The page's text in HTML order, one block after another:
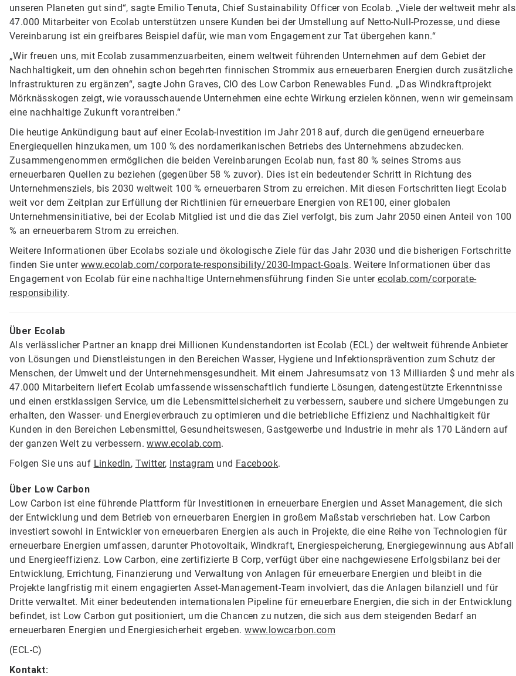
unseren Planeten gut sind“, sagte Emilio Tenuta, Chief Sustainability Officer von Ecolab. „Viele der weltweit mehr als
47.000 Mitarbeiter von Ecolab unterstützen unsere Kunden bei der Umstellung auf Netto-Null-Prozesse, und diese
Vereinbarung ist ein greifbares Beispiel dafür, wie man vom Engagement zur Tat übergehen kann.“
„Wir freuen uns, mit Ecolab zusammenzuarbeiten, einem weltweit führenden Unternehmen auf dem Gebiet der
Nachhaltigkeit, um den ohnehin schon begehrten finnischen Strommix aus erneuerbaren Energien durch zusätzliche
Infrastrukturen zu ergänzen“, sagte John Graves, CIO des Low Carbon Renewables Fund. „Das Windkraftprojekt
Mörknässkogen zeigt, wie vorausschauende Unternehmen eine echte Wirkung erzielen können, wenn wir gemeinsam
eine nachhaltige Zukunft vorantreiben.“
Die heutige Ankündigung baut auf einer Ecolab-Investition im Jahr 2018 auf, durch die genügend erneuerbare
Energiequellen hinzukamen, um 100 % des nordamerikanischen Betriebs des Unternehmens abzudecken.
Zusammengenommen ermöglichen die beiden Vereinbarungen Ecolab nun, fast 80 % seines Stroms aus
erneuerbaren Quellen zu beziehen (gegenüber 58 % zuvor). Dies ist ein bedeutender Schritt in Richtung des
Unternehmensziels, bis 2030 weltweit 100 % erneuerbaren Strom zu erreichen. Mit diesen Fortschritten liegt Ecolab
weit vor dem Zeitplan zur Erfüllung der Richtlinien für erneuerbare Energien von RE100, einer globalen
Unternehmensinitiative, bei der Ecolab Mitglied ist und die das Ziel verfolgt, bis zum Jahr 2050 einen Anteil von 100
% an erneuerbarem Strom zu erreichen.
Weitere Informationen über Ecolabs soziale und ökologische Ziele für das Jahr 2030 und die bisherigen Fortschritte
finden Sie unter www.ecolab.com/corporate-responsibility/2030-Impact-Goals. Weitere Informationen über das
Engagement von Ecolab für eine nachhaltige Unternehmensführung finden Sie unterecolab.com/corporate-
responsibility.
Über Ecolab
Als verlässlicher Partner an knapp drei Millionen Kundenstandorten ist Ecolab (ECL) der weltweit führende Anbieter
von Lösungen und Dienstleistungen in den Bereichen Wasser, Hygiene und Infektionsprävention zum Schutz der
Menschen, der Umwelt und der Unternehmensgesundheit. Mit einem Jahresumsatz von 13 Milliarden $ und mehr als
47.000 Mitarbeitern liefert Ecolab umfassende wissenschaftlich fundierte Lösungen, datengestützte Erkenntnisse
und einen erstklassigen Service, um die Lebensmittelsicherheit zu verbessern, saubere und sichere Umgebungen zu
erhalten, den Wasser- und Energieverbrauch zu optimieren und die betriebliche Effizienz und Nachhaltigkeit für
Kunden in den Bereichen Lebensmittel, Gesundheitswesen, Gastgewerbe und Industrie in mehr als 170 Ländern auf
der ganzen Welt zu verbessern.www.ecolab.com.
Folgen Sie uns auf LinkedIn, Twitter, Instagram und Facebook.
Über Low Carbon
Low Carbon ist eine führende Plattform für Investitionen in erneuerbare Energien und Asset Management, die sich
der Entwicklung und dem Betrieb von erneuerbaren Energien in großem Maßstab verschrieben hat. Low Carbon
investiert sowohl in Entwickler von erneuerbaren Energien als auch in Projekte, die eine Reihe von Technologien für
erneuerbare Energien umfassen, darunter Photovoltaik, Windkraft, Energiespeicherung, Energiegewinnung aus Abfall
und Energieeffizienz. Low Carbon, eine zertifizierte B Corp, verfügt über eine nachgewiesene Erfolgsbilanz bei der
Entwicklung, Errichtung, Finanzierung und Verwaltung von Anlagen für erneuerbare Energien und bleibt in die
Projekte langfristig mit einem engagierten Asset-Management-Team involviert, das die Anlagen bilanziell und für
Dritte verwaltet. Mit einer bedeutenden internationalen Pipeline für erneuerbare Energien, die sich in der Entwicklung
befindet, ist Low Carbon gut positioniert, um die Chancen zu nutzen, die sich aus dem steigenden Bedarf an
erneuerbaren Energien und Energiesicherheit ergeben.www.lowcarbon.com
(ECL-C)
Kontakt: